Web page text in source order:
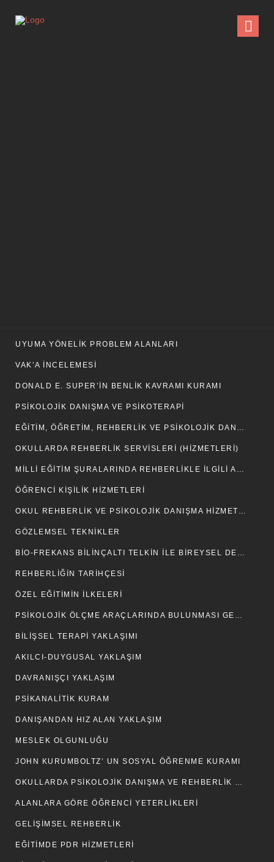
UYUMA YÖNELIK PROBLEM ALANLARI
VAK’A İNCELEMESI
DONALD E. SUPER’IN BENLIK KAVRAMI KURAMI
PSIKOLOJIK DANIŞMA VE PSIKOTERAPI
EĞITIM, ÖĞRETIM, REHBERLIK VE PSIKOLOJIK DANIŞMA HIZMETLERI
OKULLARDA REHBERLIK SERVISLERI (HIZMETLERI)
MILLI EĞITIM ŞURALARINDA REHBERLIKLE İLGILI ALINAN KARARLAR
ÖĞRENCI KIŞILIK HIZMETLERI
OKUL REHBERLIK VE PSIKOLOJIK DANIŞMA HIZMETLERI YÜRÜTME KOMISYONUNUN KURULUŞU VE GÖREVLERI
GÖZLEMSEL TEKNIKLER
BIO-FREKANS BILINÇALTI TELKIN İLE BIREYSEL DEĞIŞIM – GELIŞIM
REHBERLIĞIN TARIHÇESI
ÖZEL EĞITIMIN İLKELERI
PSIKOLOJIK ÖLÇME ARAÇLARINDA BULUNMASI GEREKEN TEKNIK ÖZELLIKLER
BILIŞSEL TERAPI YAKLAŞIMI
AKILCI-DUYGUSAL YAKLAŞIM
DAVRANIŞÇI YAKLAŞIM
PSIKANALITIK KURAM
DANIŞANDAN HIZ ALAN YAKLAŞIM
MESLEK OLGUNLUĞU
JOHN KURUMBOLTZ’ UN SOSYAL ÖĞRENME KURAMI
OKULLARDA PSIKOLOJIK DANIŞMA VE REHBERLIK HIZMETLERI
ALANLARA GÖRE ÖĞRENCI YETERLIKLERI
GELIŞIMSEL REHBERLIK
EĞITIMDE PDR HIZMETLERI